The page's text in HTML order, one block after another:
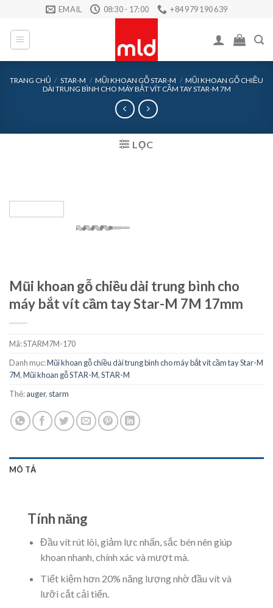
content
EMAIL 08:30 - 17:00 +84 979 190 639
TRANG CHỦ / STAR-M / MŨI KHOAN GỖ STAR-M / MŨI KHOAN GỖ CHIỀU
DÀI TRUNG BÌNH CHO MÁY BẮT VÍT CẦM TAY STAR-M 7M
LỌC
Mũi khoan gỗ chiều dài trung bình cho
máy bắt vít cầm tay Star-M 7M 17mm
Mã:STARM7M-170
Danh mục:Mũi khoan gỗ chiều dài trung bình cho máy bắt vít cầm tay Star-M
7M,Mũi khoan gỗ STAR-M,STAR-M
Thẻ:auger, starm
MÔ TẢ
Tính năng
Đầu vít rút lõi, giảm lực nhấn, sắc bén nên giúp
khoan nhanh, chính xác và mượt mà.
Tiết kiệm hơn 20% năng lượng nhờ đầu vít và
lưỡi cắt cải tiến.